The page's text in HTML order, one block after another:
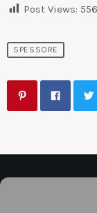
Post Views: 556
SPESSORE